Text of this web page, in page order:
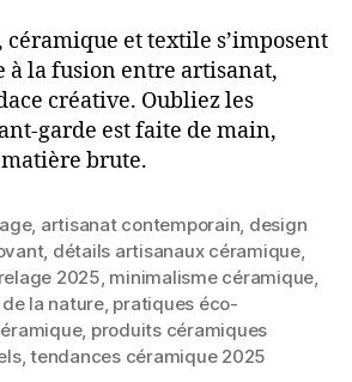
céramique et textile s’imposent
à la fusion entre artisanat,
créative. Oubliez les
garde est faite de main,
brute.
, artisanat contemporain, design
, détails artisanaux céramique,
2025, minimalisme céramique,
la nature, pratiques éco-
, produits céramiques
,tendances céramique 2025